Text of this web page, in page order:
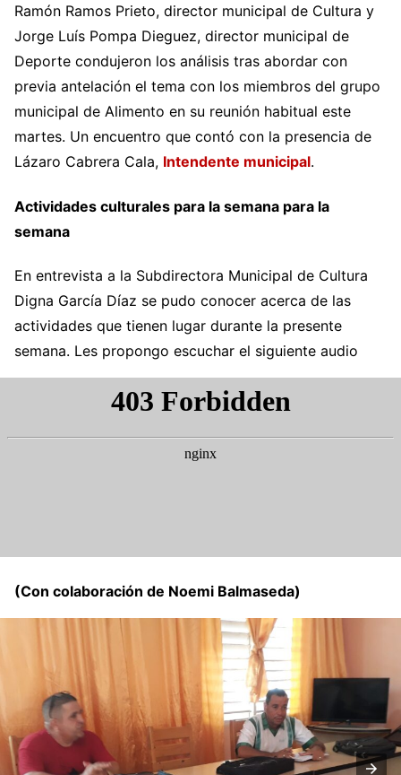
Ramón Ramos Prieto, director municipal de Cultura y
Jorge Luís Pompa Dieguez, director municipal de
Deporte condujeron los análisis tras abordar con
previa antelación el tema con los miembros del grupo
municipal de Alimento en su reunión habitual este
martes. Un encuentro que contó con la presencia de
Lázaro Cabrera Cala, Intendente municipal.
Actividades culturales para la semana para la
semana
En entrevista a la Subdirectora Municipal de Cultura
Digna García Díaz se pudo conocer acerca de las
actividades que tienen lugar durante la presente
semana. Les propongo escuchar el siguiente audio
(Con colaboración de Noemi Balmaseda)